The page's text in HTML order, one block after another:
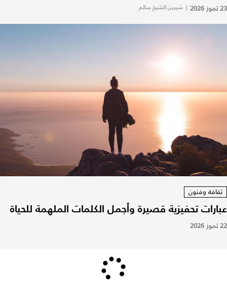
23 تموز 2026 | شيرين الشيخ سالم
ثقافة وفنون
عبارات تحفيزية قصيرة وأجمل الكلمات الملهمة للحياة
22 تموز 2026